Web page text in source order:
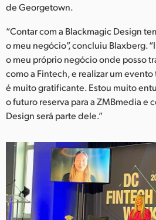
de Georgetown.
“Contar com a Blackmagic Design
o meu negócio”, concluiu Blaxberg.
o meu próprio negócio onde posso
como a Fintech, e realizar um
é muito gratificante. Estou muito
o futuro reserva para a ZMBmedia e
Design será parte dele.”